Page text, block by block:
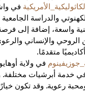
في
والدراسة الجامعية
واسعة، إضافة إلى
الروحي والإنساني
متقدمًا.
في ولاية
في خدمة أبرشيات
رعوية. وقد تكون